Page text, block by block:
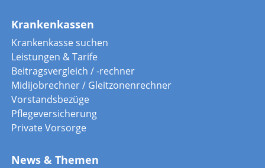
Krankenkassen
Krankenkasse suchen
Leistungen & Tarife
Beitragsvergleich / -rechner
Midijobrechner / Gleitzonenrechner
Vorstandsbezüge
Pflegeversicherung
Private Vorsorge
News & Themen